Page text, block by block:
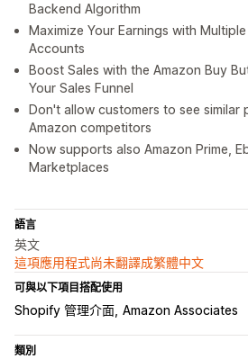
Backend Algorithm
Maximize Your Earnings with
Accounts
Boost Sales with the Amazon Buy
Your Sales Funnel
Don't allow customers to see
Amazon competitors
Now supports also Amazon Prime,
Marketplaces
語言
英文
這項應用程式尚未翻譯成繁體中文
可與以下項目搭配使用
Shopify 管理介面 Amazon Associates
類別